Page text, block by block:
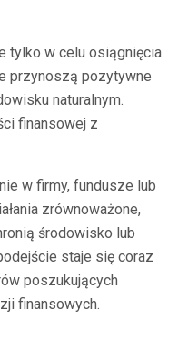
tylko w celu osiągnięcia
przynoszą pozytywne
naturalnym.
finansowej z
w firmy, fundusze lub
zrównoważone,
środowisko lub
staje się coraz
poszukujących
finansowych.